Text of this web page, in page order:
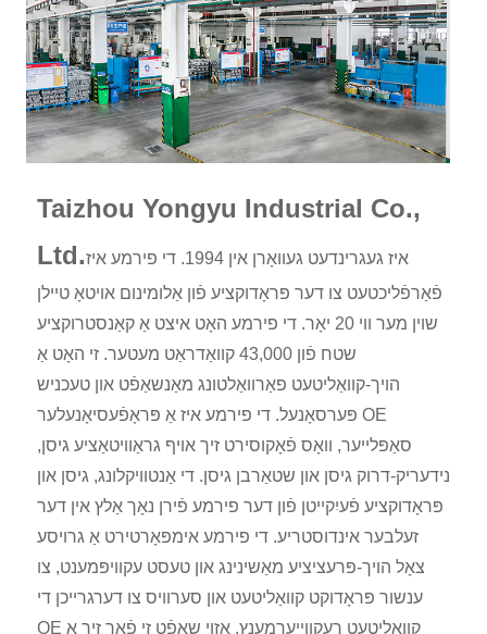
Taizhou Yongyu Industrial Co.,
Ltd.איז געגרינדעט געוואָרן אין 1994. די פירמע איז
פֿאַרפֿליכטעט צו דער פּראָדוקציע פֿון אַלומינום אויטאָ טיילן
שוין מער ווי 20 יאָר. די פירמע האָט איצט אַ קאַנסטרוקציע
שטח פֿון 43,000 קוואַדראַט מעטער. זי האָט אַ
הויך-קוואַליטעט פאַרוואַלטונג מאַנשאַפֿט און טעכניש
פּערסאָנעל. די פירמע איז אַ פּראָפֿעסיאָנעלער OE
סאַפּלייער, וואָס פֿאָקוסירט זיך אויף גראַוויטאַציע גיסן,
נידעריק-דרוק גיסן און שטאַרבן גיסן. די אַנטוויקלונג, גיסן און
פּראָדוקציע פֿעיִקייטן פֿון דער פירמע פֿירן נאָך אַלץ אין דער
זעלבער אינדוסטריע. די פירמע אימפּאָרטירט אַ גרויסע
צאָל הויך-פּרעציציע מאַשינינג און טעסט עקוויפּמענט, צו
ענשור פּראָדוקט קוואַליטעט און סערוויס צו דערגרייכן די
OE קוואַליטעט רעקווייערמענץ. אַזוי שאַפֿט זי פֿאַר זיך אַ